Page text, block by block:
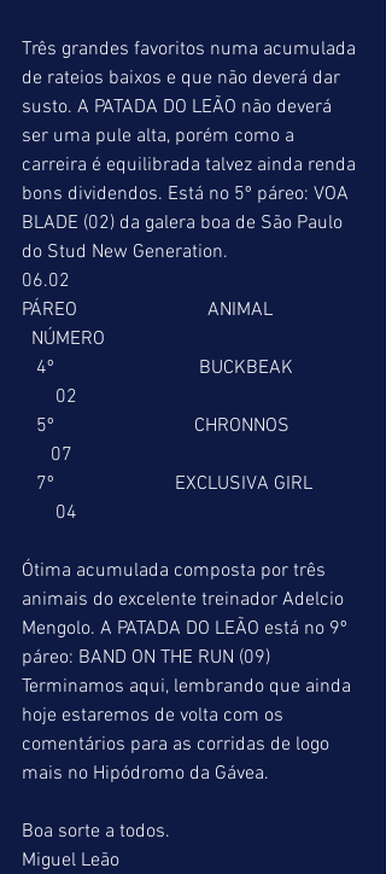
Três grandes favoritos numa acumulada
de rateios baixos e que não deverá dar
susto. A PATADA DO LEÃO não deverá
ser uma pule alta, porém como a
carreira é equilibrada talvez ainda renda
bons dividendos. Está no 5º páreo: VOA
BLADE (02) da galera boa de São Paulo
do Stud New Generation.
06.02
PÁREO                           ANIMAL
  NÚMERO
       02
      07
       04
Ótima acumulada composta por três
animais do excelente treinador Adelcio
Mengolo. A PATADA DO LEÃO está no 9º
páreo: BAND ON THE RUN (09)
Terminamos aqui, lembrando que ainda
hoje estaremos de volta com os
comentários para as corridas de logo
mais no Hipódromo da Gávea.
Boa sorte a todos.
Miguel Leão